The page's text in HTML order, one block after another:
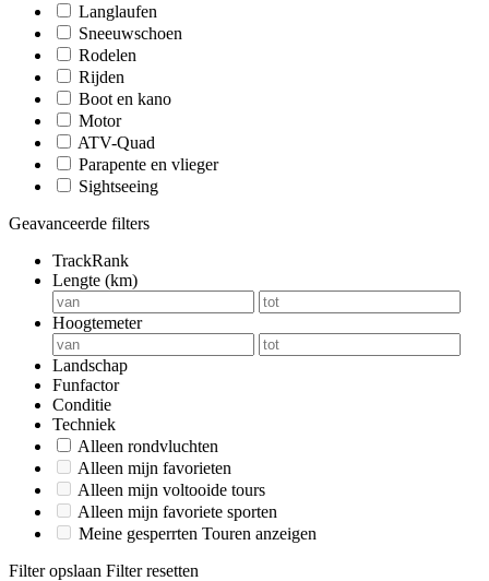
Langlaufen
Sneeuwschoen
Rodelen
Rijden
Boot en kano
Motor
ATV-Quad
Parapente en vlieger
Sightseeing
Geavanceerde filters
TrackRank
Lengte (km)
Hoogtemeter
Landschap
Funfactor
Conditie
Techniek
Alleen rondvluchten
Alleen mijn favorieten
Alleen mijn voltooide tours
Alleen mijn favoriete sporten
Meine gesperrten Touren anzeigen
Filter opslaan Filter resetten